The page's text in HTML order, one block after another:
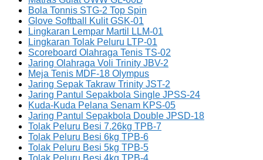
Bola Tonnis STG-2 Top Spin
Glove Softball Kulit GSK-01
Lingkaran Lempar Martil LLM-01
Lingkaran Tolak Peluru LTP-01
Scoreboard Olahraga Tenis TS-02
Jaring Olahraga Voli Trinity JBV-2
Meja Tenis MDF-18 Olympus
Jaring Sepak Takraw Trinity JST-2
Jaring Pantul Sepakbola Single JPSS-24
Kuda-Kuda Pelana Senam KPS-05
Jaring Pantul Sepakbola Double JPSD-18
Tolak Peluru Besi 7.26kg TPB-7
Tolak Peluru Besi 6kg TPB-6
Tolak Peluru Besi 5kg TPB-5
Tolak Peluru Besi 4kg TPB-4